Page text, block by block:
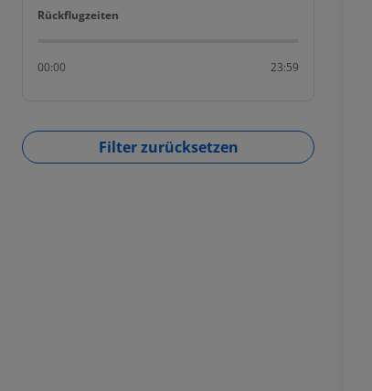
Rückflugzeiten
Rückflugzeiten
00:00 23:59
Filter zurücksetzen